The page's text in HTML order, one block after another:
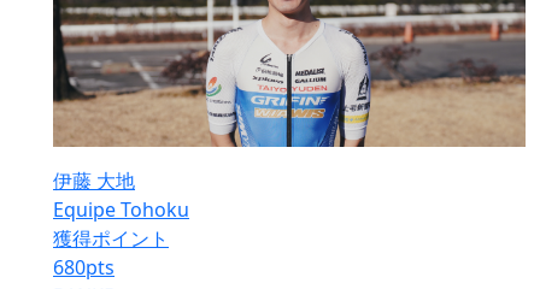
伊藤 大地
Equipe Tohoku
獲得ポイント
680pts